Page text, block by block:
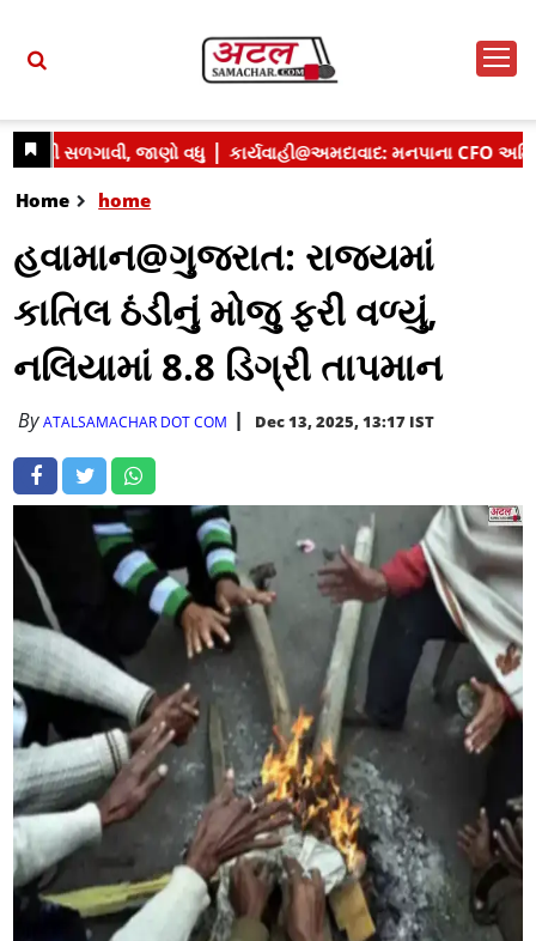
Home home
હવામાન@ગુજરાત: રાજ્યમાં
કાતિલ ઠંડીનું મોજુ ફરી વળ્યું,
નલિયામાં 8.8 ડિગ્રી તાપમાન
ByATALSAMACHAR DOT COM Dec 13, 2025, 13:17 IST